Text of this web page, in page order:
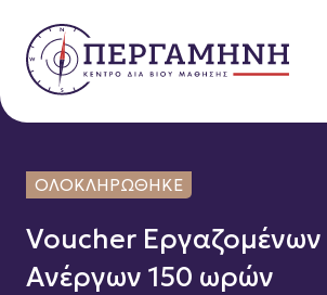
περιεχόμενο
ΟΛΟΚΛΗΡΩΘΗΚΕ
Voucher Εργαζομένων
Ανέργων 150 ωρών